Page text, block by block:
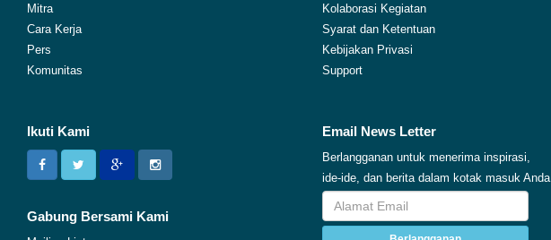
Mitra
Cara Kerja
Pers
Komunitas
Kolaborasi Kegiatan
Syarat dan Ketentuan
Kebijakan Privasi
Support
Ikuti Kami
Gabung Bersami Kami
Email News Letter
Berlangganan untuk menerima inspirasi,
ide-ide, dan berita dalam kotak masuk Anda.